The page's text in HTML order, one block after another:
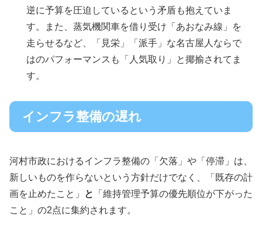
逆に予算を圧迫しているという矛盾も抱えていま
す。また、蒸気機関車を借り受け「あおなみ線」を
走らせるなど、「見栄」「派手」な名古屋人ならで
はのパフォーマンスも「人気取り」と揶揄されてま
す。
インフラ整備の遅れ
河村市政におけるインフラ整備の「欠落」や「停滞」は、
新しいものを作らないという方針だけでなく、「既存の計
画を止めたこと」
と
「維持管理予算の優先順位が下がった
こと」の2点に集約されます。